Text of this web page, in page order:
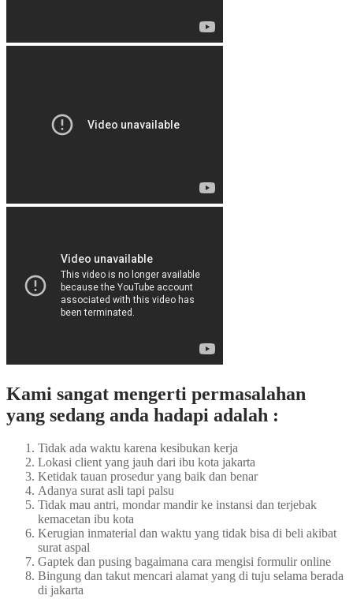
Kami sangat mengerti permasalahan
yang sedang anda hadapi adalah :
Tidak ada waktu karena kesibukan kerja
Lokasi client yang jauh dari ibu kota jakarta
Ketidak tauan prosedur yang baik dan benar
Adanya surat asli tapi palsu
Tidak mau antri, mondar mandir ke instansi dan terjebak
kemacetan ibu kota
Kerugian inmaterial dan waktu yang tidak bisa di beli akibat
surat aspal
Gaptek dan pusing bagaimana cara mengisi formulir online
Bingung dan takut mencari alamat yang di tuju selama berada
di jakarta